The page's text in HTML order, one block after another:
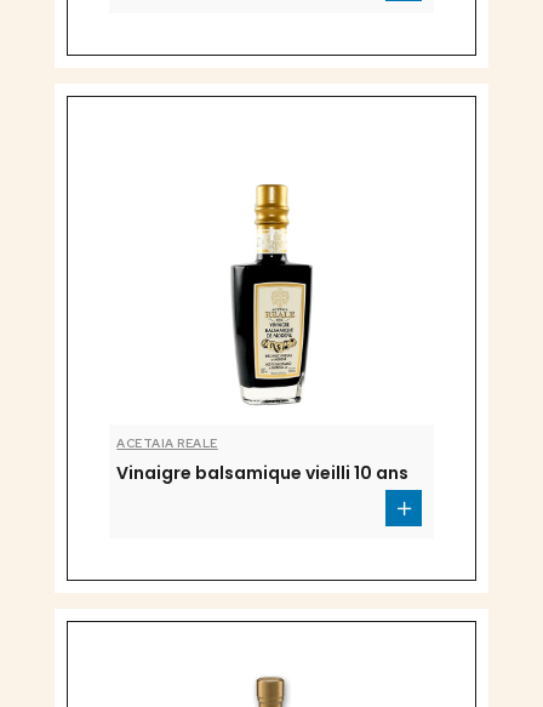
ACETAIA REALE
Vinaigre balsamique vieilli 10 ans